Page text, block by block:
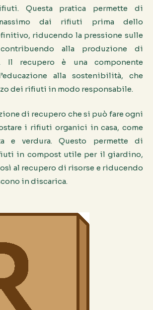
Questa pratica permette di
dai rifiuti prima dello
riducendo la pressione sulle
alla produzione di
Il recupero è una componente
alla sostenibilità, che
dei rifiuti in modo responsabile.
di recupero che si può fare ogni
i rifiuti organici in casa, come
e verdura. Questo permette di
in compost utile per il giardino,
al recupero di risorse e riducendo
in discarica.